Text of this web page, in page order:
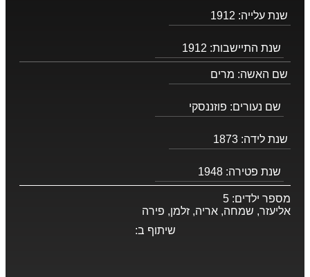
שנת עלייה: 1912
שנת התיישבות: 1912
שם האשה: מרים
שם נעורים: פוזננסקי
שנת לידה: 1873
שנת פטירה: 1948
מספר ילדים: 5
אליעזר, שמחה, אריה, זלמן, פירה
שיתוף ב: